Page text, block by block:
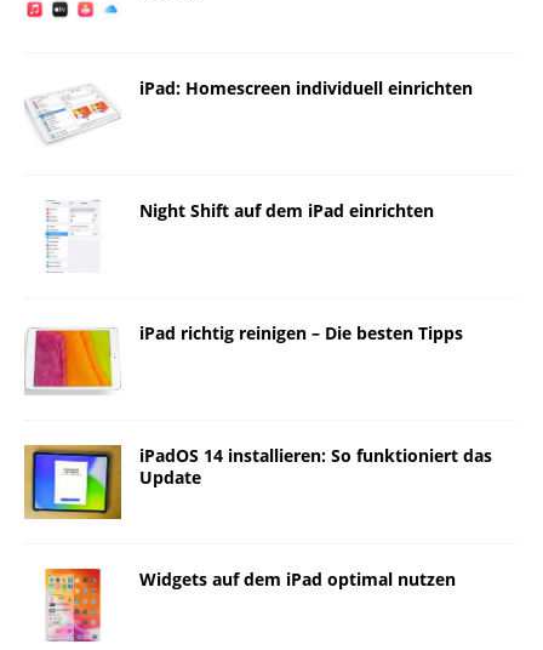
iPad: Homescreen individuell einrichten
Night Shift auf dem iPad einrichten
iPad richtig reinigen – Die besten Tipps
iPadOS 14 installieren: So funktioniert das
Update
Widgets auf dem iPad optimal nutzen